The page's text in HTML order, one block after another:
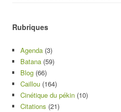
Rubriques
Agenda (3)
Batana (59)
Blog (66)
Caillou (164)
Cinétique du pékin (10)
Citations (21)